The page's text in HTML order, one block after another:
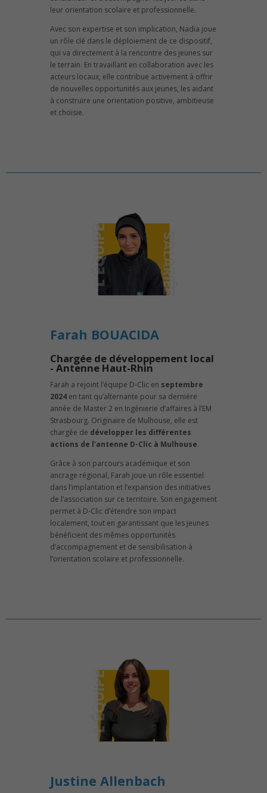
leur orientation scolaire et professionnelle.
Avec son expertise et son implication, Nadia joue
un rôle clé dans le déploiement de ce dispositif,
qui va directement à la rencontre des jeunes sur
le terrain. En travaillant en collaboration avec les
acteurs locaux, elle contribue activement à offrir
de nouvelles opportunités aux jeunes, les aidant
à construire une orientation positive, ambitieuse
et choisie.
Farah BOUACIDA
Chargée de développement local
- Antenne Haut-Rhin
Farah a rejoint l’équipe D-Clic en septembre
2024 en tant qu’alternante pour sa dernière
année de Master 2 en Ingénierie d’affaires à l’EM
Strasbourg. Originaire de Mulhouse, elle est
chargée de développer les différentes
actions de l’antenne D-Clic à Mulhouse.
Grâce à son parcours académique et son
ancrage régional, Farah joue un rôle essentiel
dans l’implantation et l’expansion des initiatives
de l’association sur ce territoire. Son engagement
permet à D-Clic d’étendre son impact
localement, tout en garantissant que les jeunes
bénéficient des mêmes opportunités
d’accompagnement et de sensibilisation à
l’orientation scolaire et professionnelle.
Justine Allenbach